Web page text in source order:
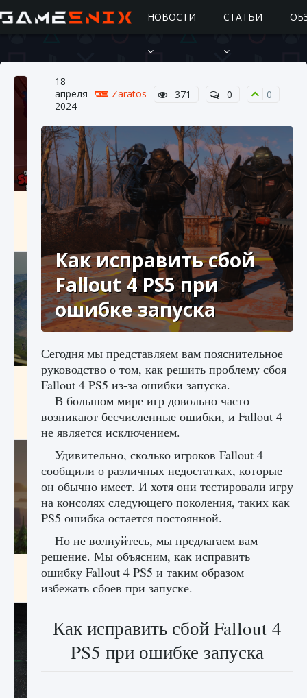
НОВОСТИ СТАТЬИ
Подробное руководство по получению
самоцветов Brawl Stars
10 августа 2024 2 685 0 1
Как исправить ошибку Palworld «Идет
сохранение мира — Невозможно начать
сохранение данных мира»
9 августа 2024 2 511 0 0
Как заработать медали лиги Clash of Clans
9 августа 2024 2 599
18
апреля
2024
Zaratos 371 0 0
Как исправить сбой
Fallout 4 PS5 при
ошибке запуска
Сегодня мы представляем вам пояснительное
руководство о том, как решить проблему сбоя
Fallout 4 PS5 из-за ошибки запуска.
В большом мире игр довольно часто
возникают бесчисленные ошибки, и Fallout 4
не является исключением.
Удивительно, сколько игроков Fallout 4
сообщили о различных недостатках, которые
он обычно имеет. И хотя они тестировали игру
на консолях следующего поколения, таких как
PS5 ошибка остается постоянной.
Но не волнуйтесь, мы предлагаем вам
решение. Мы объясним, как исправить
ошибку Fallout 4 PS5 и таким образом
избежать сбоев при запуске.
Как исправить сбой Fallout 4
PS5 при ошибке запуска